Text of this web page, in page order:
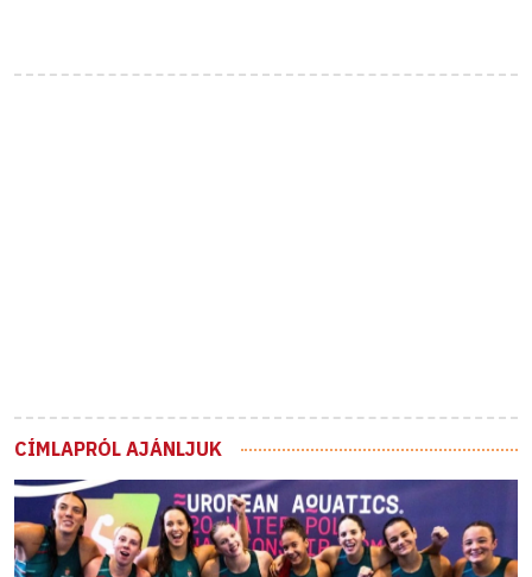
CÍMLAPRÓL AJÁNLJUK